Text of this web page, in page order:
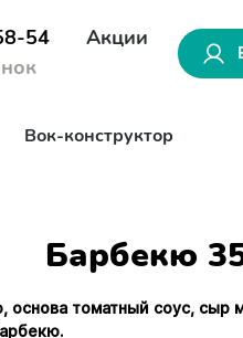
54
Акции
Вок-конструктор
Барбекю
основа томатный соус, сыр